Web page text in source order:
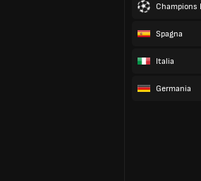
Champions
Spagna
Italia
Germania